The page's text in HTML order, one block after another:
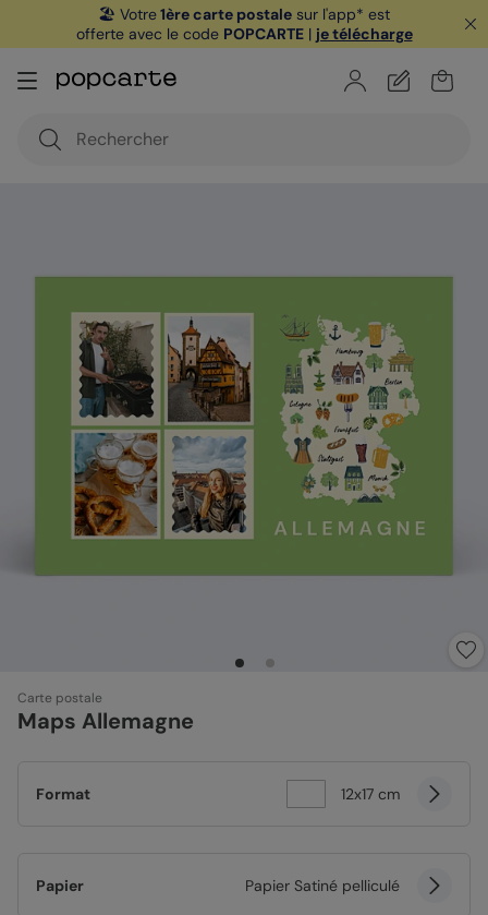
🏖️ Votre1ère carte postale sur l'app* est
offerte avec le code POPCARTE| je télécharge
Carte postale
Maps Allemagne
Format 12x17 cm
Papier Papier Satiné pelliculé